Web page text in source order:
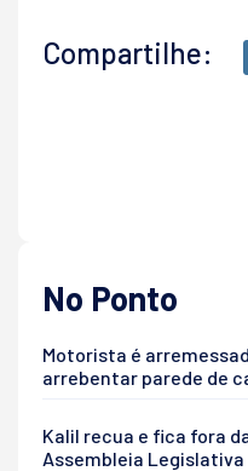
Compartilhe:
No Ponto
Motorista é
arrebentar parede de
Kalil recua e fica fora
Assembleia Legislativa